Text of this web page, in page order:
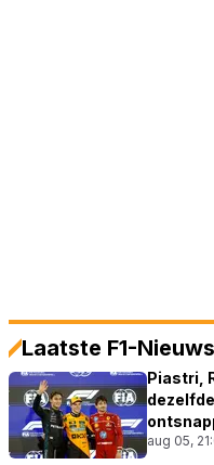
Laatste F1-Nieuws
Piastri,
aug 05,